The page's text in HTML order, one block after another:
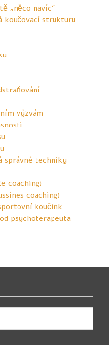
„něco navíc“
koučovací strukturu
výzvám
správné techniky
coaching)
coaching)
koučink
psychoterapeuta